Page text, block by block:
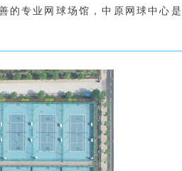
专业网球场馆，中原网球中心